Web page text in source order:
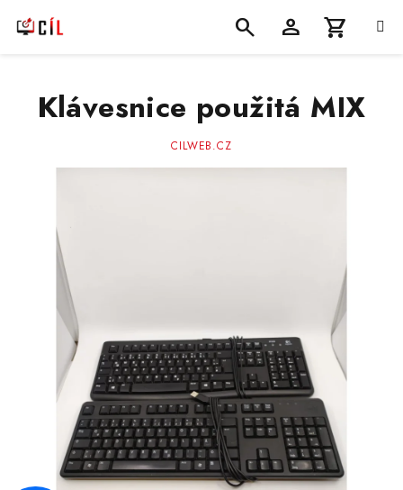
košík
Klávesnice použitá MIX
CILWEB.CZ